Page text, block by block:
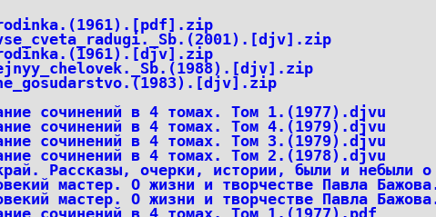
сочинений в 4 томах. Том 1.(1977).djvu
сочинений в 4 томах. Том 4.(1979).djvu
сочинений в 4 томах. Том 3.(1979).djvu
сочинений в 4 томах. Том 2.(1978).djvu
Рассказы, очерки, истории, были и небыли
мастер. О жизни и творчестве Павла
мастер. О жизни и творчестве Павла
сочинений в 4 томах. Том 1.(1977).pdf